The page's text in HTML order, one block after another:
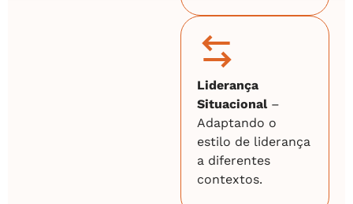
Liderança
Situacional–
Adaptando o
estilo de liderança
a diferentes
contextos.